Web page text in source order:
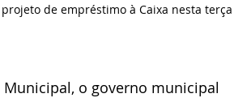
de empréstimo à Caixa nesta terça
o governo municipal